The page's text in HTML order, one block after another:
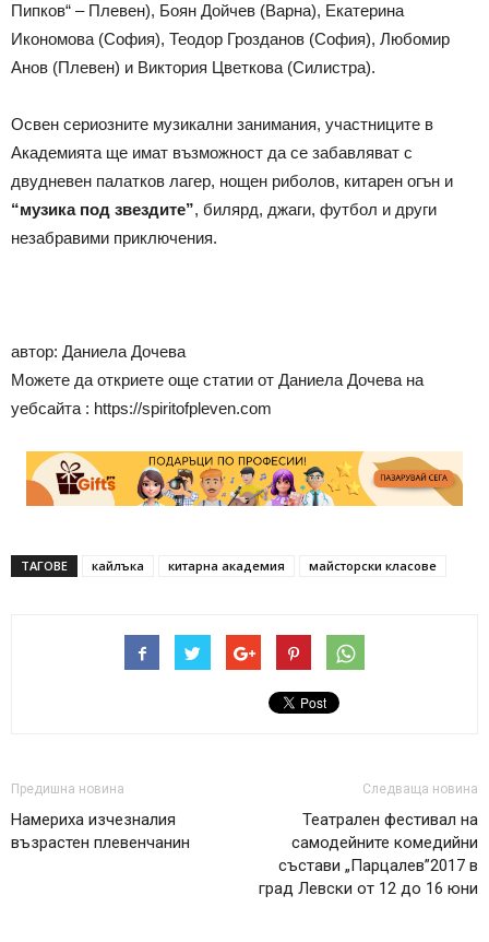
Пипков“ – Плевен), Боян Дойчев (Варна), Екатерина
Икономова (София), Теодор Грозданов (София), Любомир
Анов (Плевен) и Виктория Цветкова (Силистра).
Освен сериозните музикални занимания, участниците в
Академията ще имат възможност да се забавляват с
двудневен палатков лагер, нощен риболов, китарен огън и
“музика под звездите”, билярд, джаги, футбол и други
незабравими приключения.
автор: Даниела Дочева
Можете да откриете още статии от Даниела Дочева на
уебсайта : https://spiritofpleven.com
ТАГОВЕ кайлъка китарна академия майсторски класове
Предишна новина
Намериха изчезналия
възрастен плевенчанин
Следваща новина
Театрален фестивал на
самодейните комедийни
състави „Парцалев”2017 в
град Левски от 12 до 16 юни